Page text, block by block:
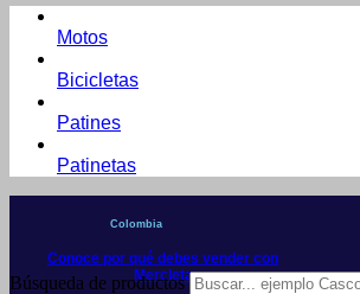
Motos
Bicicletas
Patines
Patinetas
Colombia
Conoce por qué debes vender con
Mercleta
Búsqueda de productos